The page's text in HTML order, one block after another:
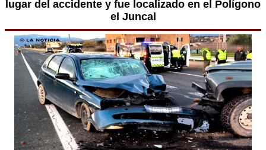
lugar del accidente y fue localizado en el Polígono
el Juncal